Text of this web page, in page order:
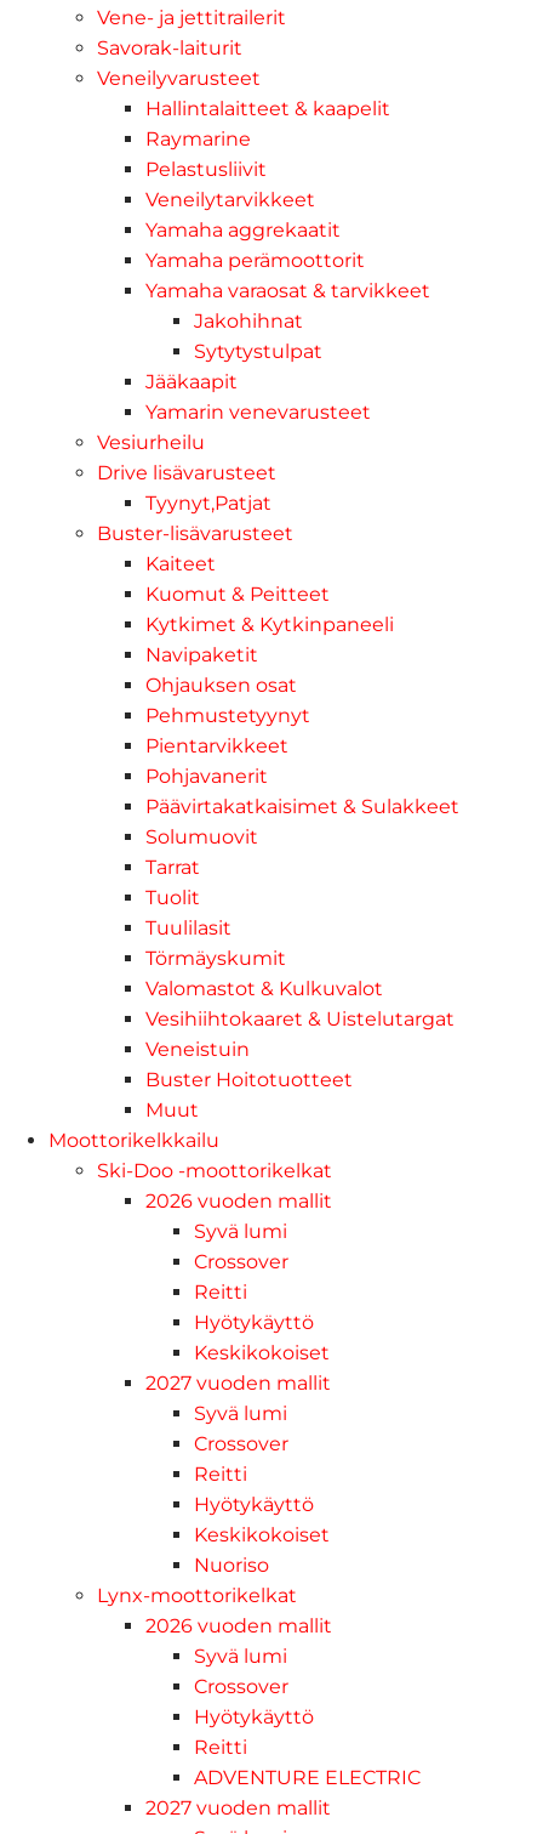
Vene- ja jettitrailerit
Savorak-laiturit
Veneilyvarusteet
Hallintalaitteet & kaapelit
Raymarine
Pelastusliivit
Veneilytarvikkeet
Yamaha aggrekaatit
Yamaha perämoottorit
Yamaha varaosat & tarvikkeet
Jakohihnat
Sytytystulpat
Jääkaapit
Yamarin venevarusteet
Vesiurheilu
Drive lisävarusteet
Tyynyt,Patjat
Buster-lisävarusteet
Kaiteet
Kuomut & Peitteet
Kytkimet & Kytkinpaneeli
Navipaketit
Ohjauksen osat
Pehmustetyynyt
Pientarvikkeet
Pohjavanerit
Päävirtakatkaisimet & Sulakkeet
Solumuovit
Tarrat
Tuolit
Tuulilasit
Törmäyskumit
Valomastot & Kulkuvalot
Vesihiihtokaaret & Uistelutargat
Veneistuin
Buster Hoitotuotteet
Muut
Moottorikelkkailu
Ski-Doo -moottorikelkat
2026 vuoden mallit
Syvä lumi
Crossover
Reitti
Hyötykäyttö
Keskikokoiset
2027 vuoden mallit
Syvä lumi
Crossover
Reitti
Hyötykäyttö
Keskikokoiset
Nuoriso
Lynx-moottorikelkat
2026 vuoden mallit
Syvä lumi
Crossover
Hyötykäyttö
Reitti
ADVENTURE ELECTRIC
2027 vuoden mallit